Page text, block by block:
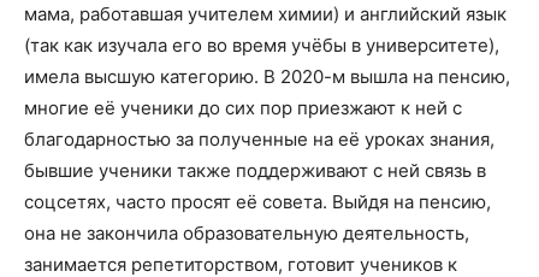
мама, работавшая учителем химии) и английский язык
(так как изучала его во время учёбы в университете),
имела высшую категорию. В 2020-м вышла на пенсию,
многие её ученики до сих пор приезжают к ней с
благодарностью за полученные на её уроках знания,
бывшие ученики также поддерживают с ней связь в
соцсетях, часто просят её совета. Выйдя на пенсию,
она не закончила образовательную деятельность,
занимается репетиторством, готовит учеников к